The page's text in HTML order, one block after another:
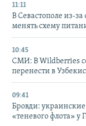
11:11
В Севастополе из-
менять схему
10:45
СМИ: В Wildberries
перенести в
09:41
Бровди:
«теневого флота» у